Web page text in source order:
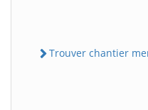
Trouver chantier